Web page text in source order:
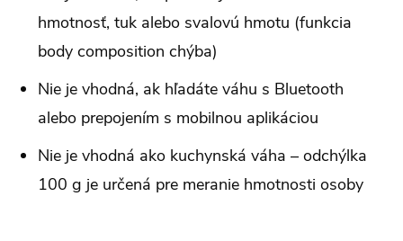
hmotnosť, tuk alebo svalovú hmotu (funkcia
body composition chýba)
Nie je vhodná, ak hľadáte váhu s Bluetooth
alebo prepojením s mobilnou aplikáciou
Nie je vhodná ako kuchynská váha – odchýlka
100 g je určená pre meranie hmotnosti osoby